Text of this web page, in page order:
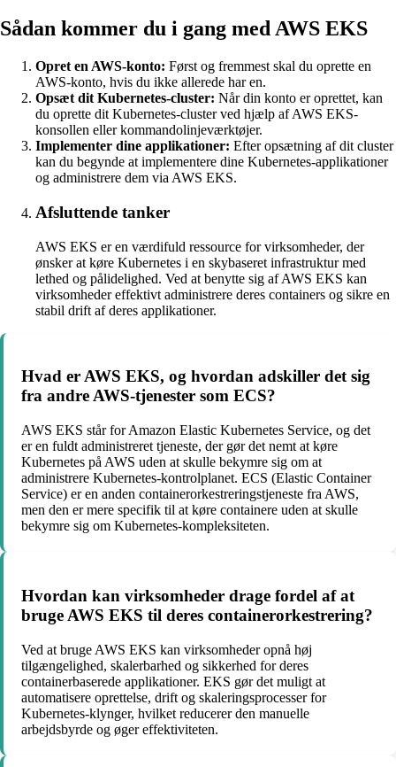
Sådan kommer du i gang med AWS EKS
Opret en AWS-konto: Først og fremmest skal du oprette en
AWS-konto, hvis du ikke allerede har en.
Opsæt dit Kubernetes-cluster: Når din konto er oprettet, kan
du oprette dit Kubernetes-cluster ved hjælp af AWS EKS-
konsollen eller kommandolinjeværktøjer.
Implementer dine applikationer: Efter opsætning af dit cluster
kan du begynde at implementere dine Kubernetes-applikationer
og administrere dem via AWS EKS.
Afsluttende tanker
AWS EKS er en værdifuld ressource for virksomheder, der
ønsker at køre Kubernetes i en skybaseret infrastruktur med
lethed og pålidelighed. Ved at benytte sig af AWS EKS kan
virksomheder effektivt administrere deres containers og sikre en
stabil drift af deres applikationer.
Hvad er AWS EKS, og hvordan adskiller det sig
fra andre AWS-tjenester som ECS?
AWS EKS står for Amazon Elastic Kubernetes Service, og det
er en fuldt administreret tjeneste, der gør det nemt at køre
Kubernetes på AWS uden at skulle bekymre sig om at
administrere Kubernetes-kontrolplanet. ECS (Elastic Container
Service) er en anden containerorkestreringstjeneste fra AWS,
men den er mere specifik til at køre containere uden at skulle
bekymre sig om Kubernetes-kompleksiteten.
Hvordan kan virksomheder drage fordel af at
bruge AWS EKS til deres containerorkestrering?
Ved at bruge AWS EKS kan virksomheder opnå høj
tilgængelighed, skalerbarhed og sikkerhed for deres
containerbaserede applikationer. EKS gør det muligt at
automatisere oprettelse, drift og skaleringsprocesser for
Kubernetes-klynger, hvilket reducerer den manuelle
arbejdsbyrde og øger effektiviteten.